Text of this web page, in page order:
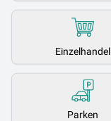
Einzelhandel
Parken